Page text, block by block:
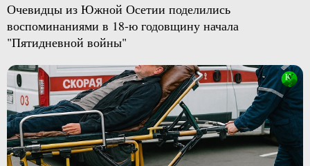
Очевидцы из Южной Осетии поделились
воспоминаниями в 18-ю годовщину начала
"Пятидневной войны"